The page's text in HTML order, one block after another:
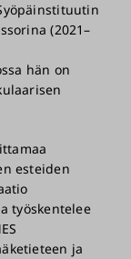
(2021–
hän on
esteiden
työskentelee
ja